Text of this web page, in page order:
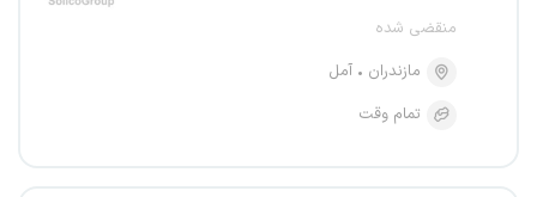
منقضی شده
مازندران
آمل
تمام وقت